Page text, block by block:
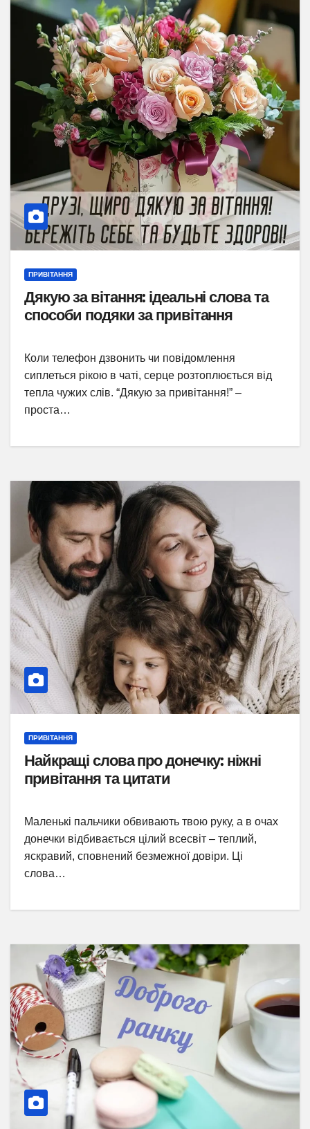
ПРИВІТАННЯ
Дякую за вітання: ідеальні слова та
способи подяки за привітання
Коли телефон дзвонить чи повідомлення
сиплеться рікою в чаті, серце розтоплюється від
тепла чужих слів. “Дякую за привітання!” –
проста…
ПРИВІТАННЯ
Найкращі слова про донечку: ніжні
привітання та цитати
Маленькі пальчики обвивають твою руку, а в очах
донечки відбивається цілий всесвіт – теплий,
яскравий, сповнений безмежної довіри. Ці
слова…